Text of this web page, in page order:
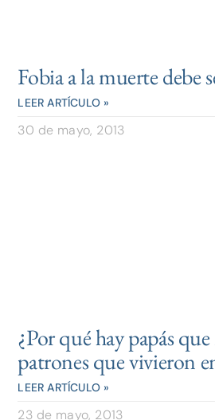
Fobia a la muerte debe
LEER ARTÍCULO »
30 de mayo, 2013
¿Por qué hay papás
patrones que vivieron
LEER ARTÍCULO »
23 de mayo, 2013